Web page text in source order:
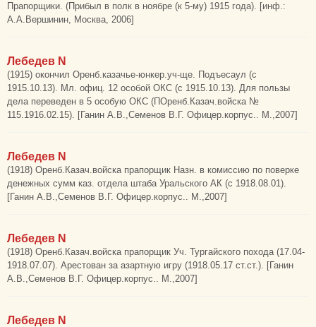
Прапорщики. (Прибыл в полк в ноябре (к 5-му) 1915 года). [инф.:
А.А.Вершинин, Москва, 2006]
Лебедев N
(1915) окончил Оренб.казачье-юнкер.уч-ще. Подъесаул (с
1915.10.13). Мл. офиц. 12 особой ОКС (с 1915.10.13). Для пользы
дела переведен в 5 особую ОКС (ПОренб.Казач.войска №
115.1916.02.15). [Ганин А.В.,Семенов В.Г. Офицер.корпус.. М.,2007]
Лебедев N
(1918) Оренб.Казач.войска прапорщик Назн. в комиссию по поверке
денежных сумм каз. отдела штаба Уральского АК (с 1918.08.01).
[Ганин А.В.,Семенов В.Г. Офицер.корпус.. М.,2007]
Лебедев N
(1918) Оренб.Казач.войска прапорщик Уч. Тургайского похода (17.04-
1918.07.07). Арестован за азартную игру (1918.05.17 ст.ст.). [Ганин
А.В.,Семенов В.Г. Офицер.корпус.. М.,2007]
Лебедев N